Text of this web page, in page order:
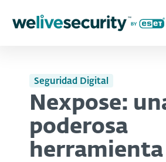
Seguridad Digital
Nexpose:
poderosa